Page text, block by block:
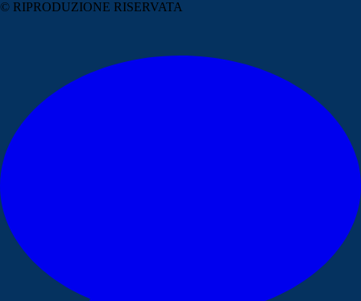
© RIPRODUZIONE RISERVATA